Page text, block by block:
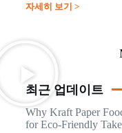
자세히 보기 >
최근 업데이트
Why Kraft Paper
for Eco-Friendly